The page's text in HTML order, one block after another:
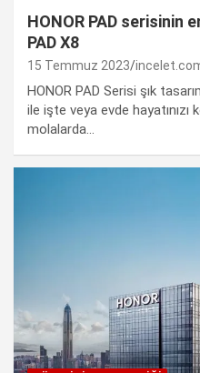
HONOR PAD serisinin
PAD X8
15 Temmuz 2023
HONOR PAD Serisi şık
ile işte veya evde hayatınızı
molalarda…